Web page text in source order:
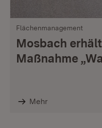
Flächenmanagement
Mosbach
Maßnahme
Mehr